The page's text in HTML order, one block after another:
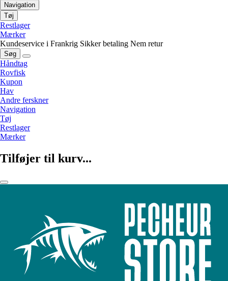
Navigation
Tøj
Restlager
Mærker
Kundeservice i Frankrig Sikker betaling Nem retur
Søg
Håndtag
Rovfisk
Kupon
Hav
Andre ferskner
Navigation
Tøj
Restlager
Mærker
Tilføjer til kurv...